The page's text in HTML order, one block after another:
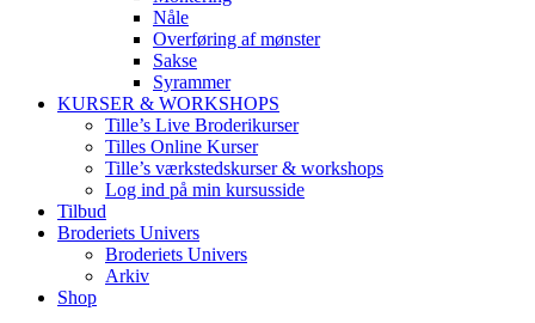
Nåle
Overføring af mønster
Sakse
Syrammer
KURSER & WORKSHOPS
Tille’s Live Broderikurser
Tilles Online Kurser
Tille’s værkstedskurser & workshops
Log ind på min kursusside
Tilbud
Broderiets Univers
Broderiets Univers
Arkiv
Shop